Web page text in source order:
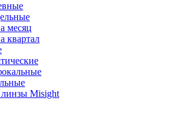
месяц
квартал
линзы Misight